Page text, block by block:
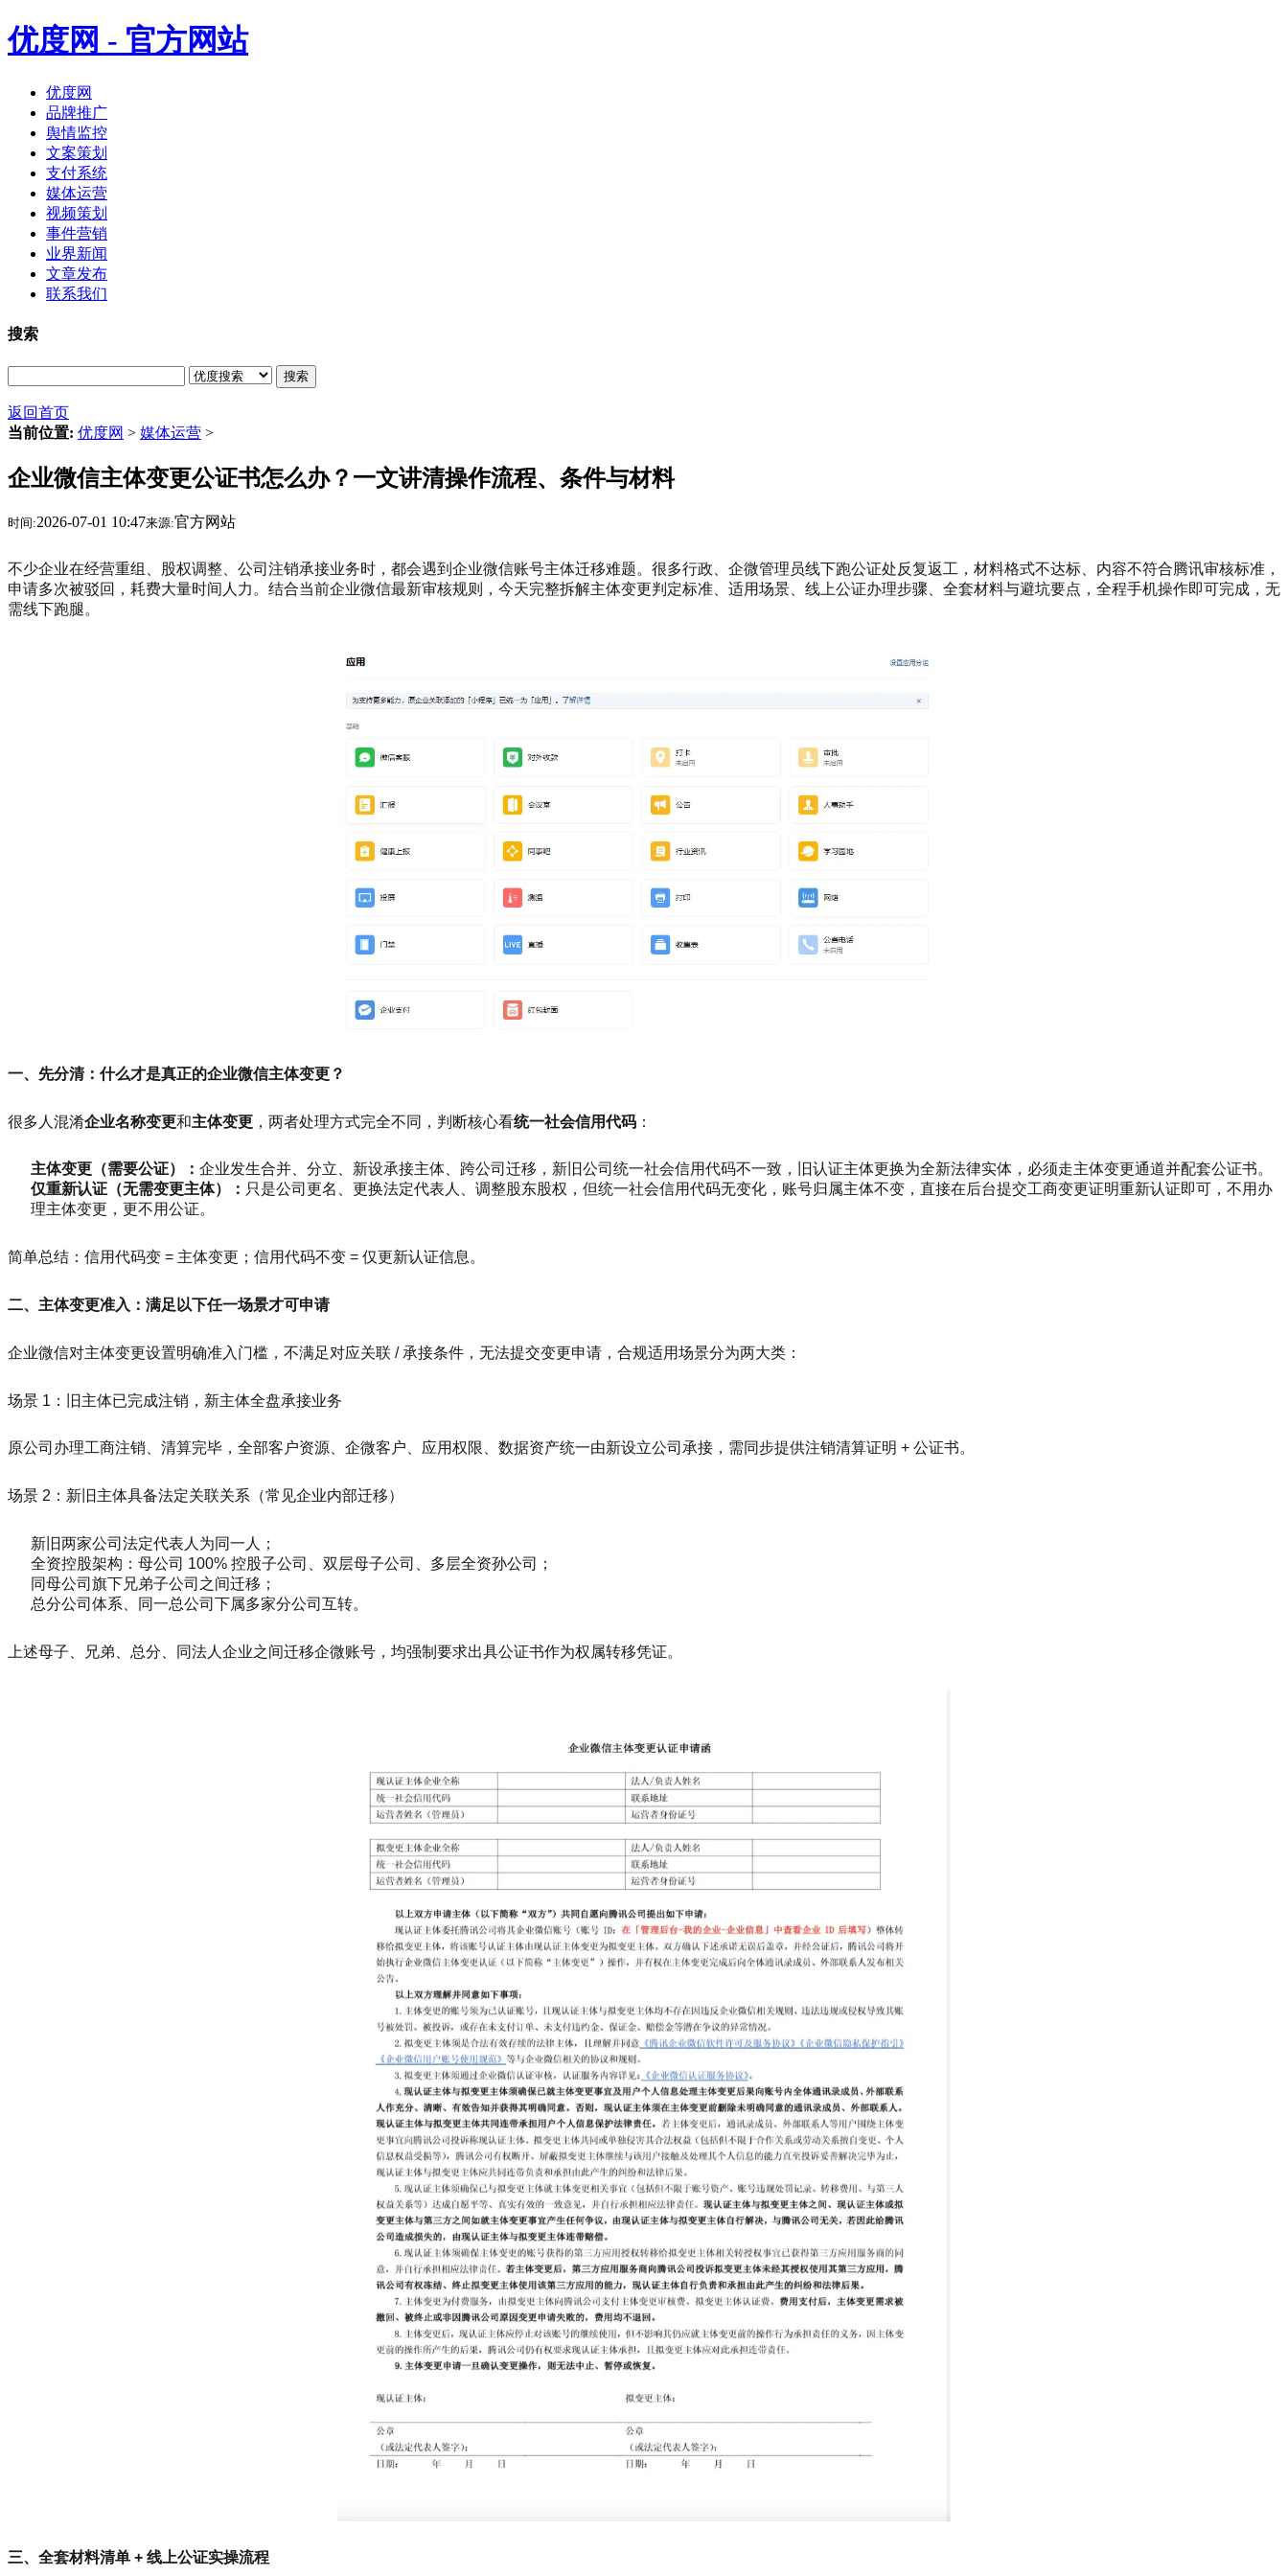
优度网 - 官方网站
优度网
品牌推广
舆情监控
文案策划
支付系统
媒体运营
视频策划
事件营销
业界新闻
文章发布
联系我们
搜索
搜索
返回首页
当前位置: 优度网 > 媒体运营 >
企业微信主体变更公证书怎么办？一文讲清操作流程、条件与材料
时间:2026-07-01 10:47来源:官方网站
不少企业在经营重组、股权调整、公司注销承接业务时，都会遇到企业微信账号主体迁移难题。很多行政、企微管理员线下跑公证处反复返工，材料格式不达标、内容不符合腾讯审核标准，
申请多次被驳回，耗费大量时间人力。结合当前企业微信最新审核规则，今天完整拆解主体变更判定标准、适用场景、线上公证办理步骤、全套材料与避坑要点，全程手机操作即可完成，无
需线下跑腿。
一、先分清：什么才是真正的企业微信主体变更？
很多人混淆企业名称变更和主体变更 ，两者处理方式完全不同，判断核心看统一社会信用代码 ：
主体变更（需要公证）： 企业发生合并、分立、新设承接主体、跨公司迁移，新旧公司统一社会信用代码不一致，旧认证主体更换为全新法律实体，必须走主体变更通道并配套公证书。
仅重新认证（无需变更主体）： 只是公司更名、更换法定代表人、调整股东股权，但统一社会信用代码无变化，账号归属主体不变，直接在后台提交工商变更证明重新认证即可，不用办
理主体变更，更不用公证。
简单总结：信用代码变 = 主体变更；信用代码不变 = 仅更新认证信息。
二、主体变更准入：满足以下任一场景才可申请
企业微信对主体变更设置明确准入门槛，不满足对应关联 / 承接条件，无法提交变更申请，合规适用场景分为两大类：
场景 1：旧主体已完成注销，新主体全盘承接业务
原公司办理工商注销、清算完毕，全部客户资源、企微客户、应用权限、数据资产统一由新设立公司承接，需同步提供注销清算证明 + 公证书。
场景 2：新旧主体具备法定关联关系（常见企业内部迁移）
新旧两家公司法定代表人为同一人；
全资控股架构：母公司 100% 控股子公司、双层母子公司、多层全资孙公司；
同母公司旗下兄弟子公司之间迁移；
总分公司体系、同一总公司下属多家分公司互转。
上述母子、兄弟、总分、同法人企业之间迁移企微账号，均强制要求出具公证书作为权属转移凭证。
三、全套材料清单 + 线上公证实操流程